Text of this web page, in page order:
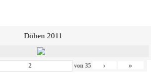
Döben 2011
von 35 › »